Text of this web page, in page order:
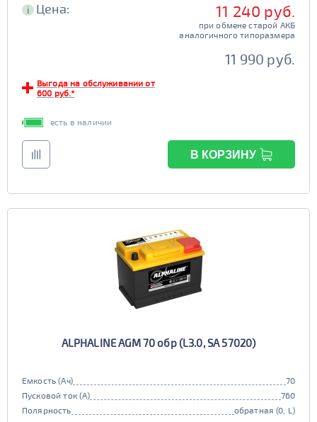
i Цена: 11 240 руб.
при обмене старой АКБ
аналогичного типоразмера
11 990 руб.
Выгода на обслуживании от
600 руб.*
есть в наличии
В КОРЗИНУ
ALPHALINE AGM 70 обр (L3.0, SA 57020)
Емкость (Ач)
70
Пусковой ток (А)
760
Полярность
обратная (0, L)